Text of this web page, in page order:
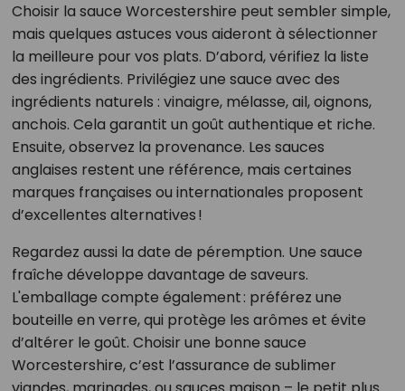
Choisir la sauce Worcestershire peut sembler simple,
mais quelques astuces vous aideront à sélectionner
la meilleure pour vos plats. D’abord, vérifiez la liste
des ingrédients. Privilégiez une sauce avec des
ingrédients naturels : vinaigre, mélasse, ail, oignons,
anchois. Cela garantit un goût authentique et riche.
Ensuite, observez la provenance. Les sauces
anglaises restent une référence, mais certaines
marques françaises ou internationales proposent
d’excellentes alternatives !
Regardez aussi la date de péremption. Une sauce
fraîche développe davantage de saveurs.
L'emballage compte également : préférez une
bouteille en verre, qui protège les arômes et évite
d’altérer le goût. Choisir une bonne sauce
Worcestershire, c’est l’assurance de sublimer